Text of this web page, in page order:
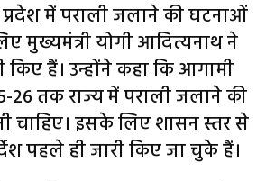
प्रदेश में पराली जलाने की घटनाओं
मुख्यमंत्री योगी आदित्यनाथ ने
किए हैं। उन्होंने कहा कि आगामी
26 तक राज्य में पराली जलाने की
चाहिए। इसके लिए शासन स्तर से
पहले ही जारी किए जा चुके हैं।